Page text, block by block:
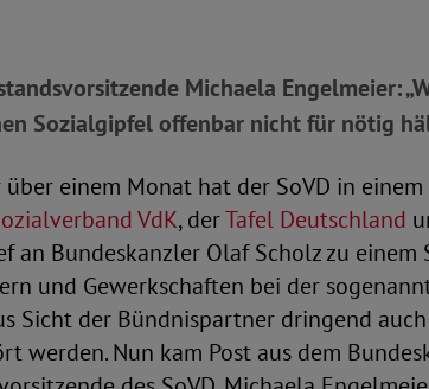
Michaela Engelmeier:
Sozialgipfel offenbar nicht für nötig
über einem Monat hat der SoVD in
VdK, derTafel Deutschland
an Bundeskanzler Olaf Scholz zu
und Gewerkschaften bei der
Sicht der Bündnispartner dringend
werden. Nun kam Post aus dem